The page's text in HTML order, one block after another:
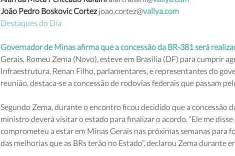
João Pedro Boskovic Cortez joao.cortez@vallya.com
Destaques do Dia
Governador de Minas afirma que a concessão da BR-381 será
Gerais, Romeu Zema (Novo), esteve em Brasília (DF) para cumprir
Infraestrutura, Renan Filho, parlamentares, e representantes do
reunião, destaca-se a concessão de rodovias federais que passam
Segundo Zema, durante o encontro ficou decidido que a concessão
ministro deverá visitar o estado para finalizar o acordo. “Ele me disse
comprometeu a estar em Minas Gerais nas próximas semanas para
das melhorias que as BRs terão no Estado”, declarou Zema durante